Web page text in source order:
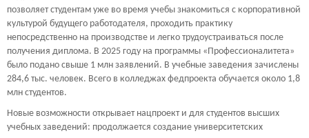
позволяет студентам уже во время учебы знакомиться с корпоративной
культурой будущего работодателя, проходить практику
непосредственно на производстве и легко трудоустраиваться после
получения диплома. В 2025 году на программы «Профессионалитета»
было подано свыше 1 млн заявлений. В учебные заведения зачислены
284,6 тыс. человек. Всего в колледжах федпроекта обучается около 1,8
млн студентов.
Новые возможности открывает нацпроект и для студентов высших
учебных заведений: продолжается создание университетских